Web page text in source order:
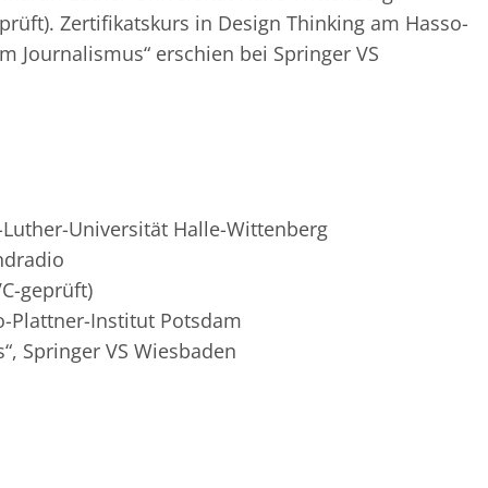
Zertifikatskurs in Design Thinking am Hasso-
Journalismus“ erschien bei Springer VS
Universität Halle-Wittenberg
geprüft)
Plattner-Institut Potsdam
Springer VS Wiesbaden